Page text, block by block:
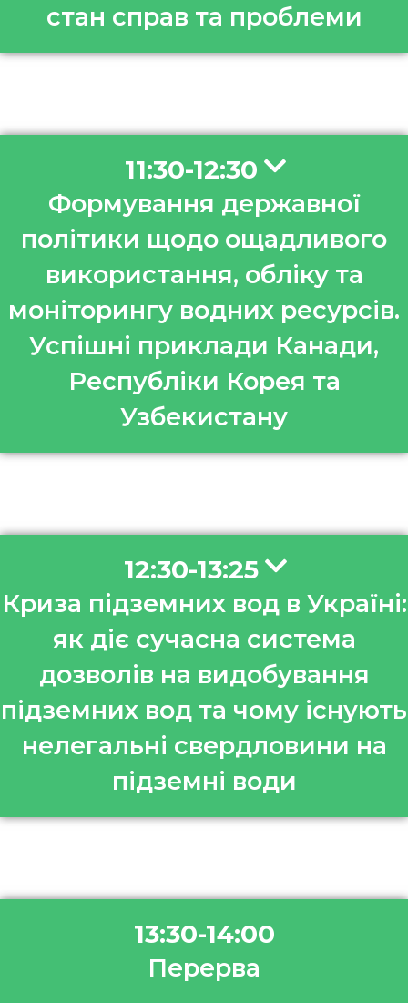
стан справ та проблеми
11:30-12:30
Формування державної
політики щодо ощадливого
використання, обліку та
моніторингу водних ресурсів.
Успішні приклади Канади,
Республіки Корея та
Узбекистану
12:30-13:25
Криза підземних вод в Україні:
як діє сучасна система
дозволів на видобування
підземних вод та чому існують
нелегальні свердловини на
підземні води
13:30-14:00
Перерва